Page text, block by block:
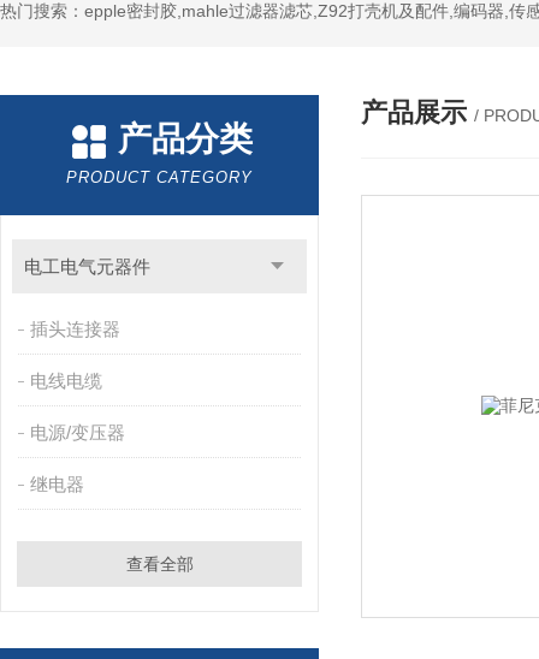
热门搜索：epple密封胶,mahle过滤器滤芯,Z92打壳机及配件,编码器,传
产品分类
PRODUCT CATEGORY
电工电气元器件
插头连接器
电线电缆
电源/变压器
继电器
查看全部
产品展示 /